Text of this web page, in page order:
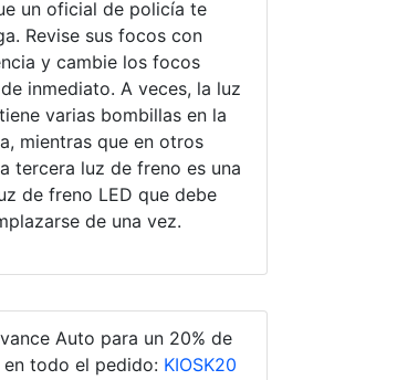
un oficial de policía te
Revise sus focos con
y cambie los focos
inmediato. A veces, la luz
varias bombillas en la
mientras que en otros
tercera luz de freno es una
de freno LED que debe
de una vez.
Auto para un 20% de
todo el pedido: KIOSK20